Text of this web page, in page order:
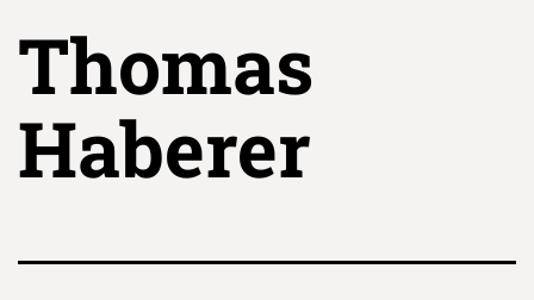
Thomas
Haberer